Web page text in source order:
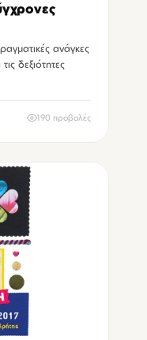
ανάγκες
δεξιότητες
190 προβολές